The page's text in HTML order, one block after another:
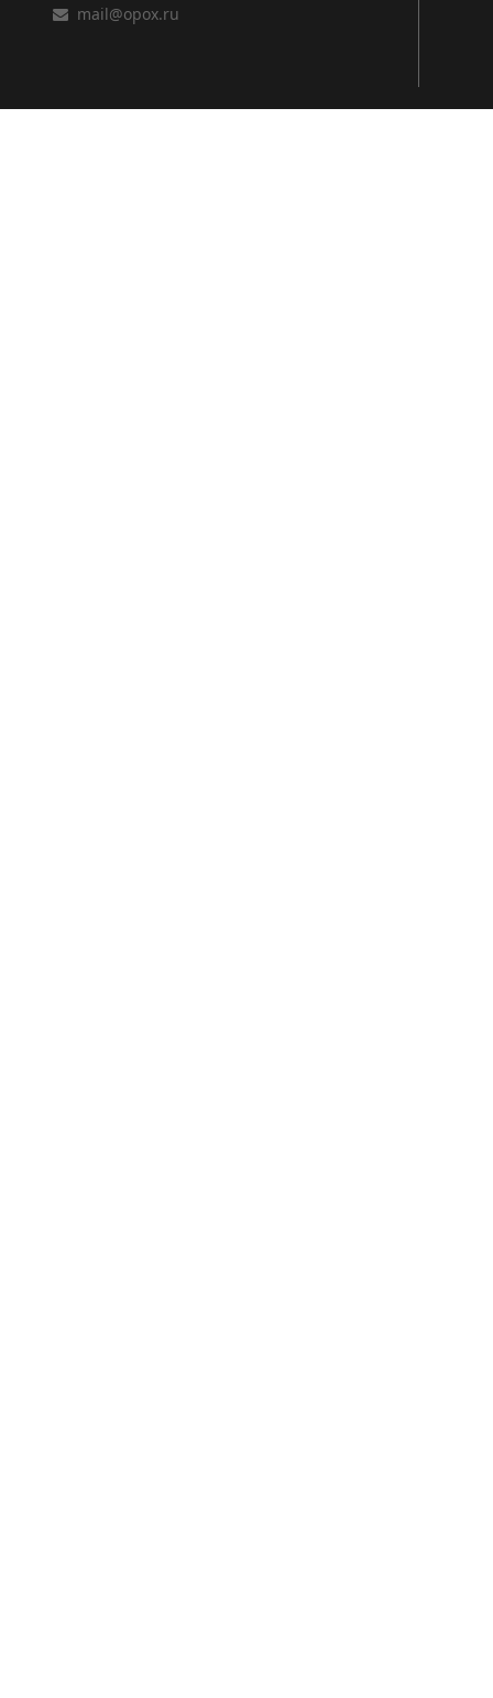
mail@opox.ru